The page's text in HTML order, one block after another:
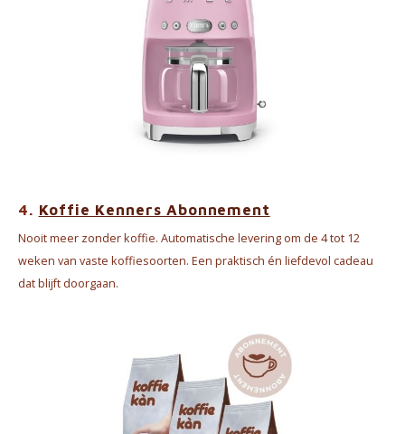
4. Koffie Kenners Abonnement
Nooit meer zonder koffie. Automatische levering om de 4 tot 12
weken van vaste koffiesoorten. Een praktisch én liefdevol cadeau
dat blijft doorgaan.